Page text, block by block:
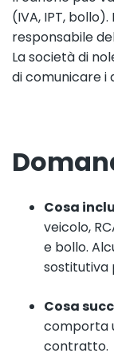
(IVA, IPT,
responsabile
La società di
di comunicare i
Cosa
veicolo,
e bollo.
sostitutiva
Cosa
comporta
contratto.